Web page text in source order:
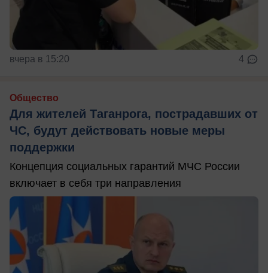
вчера в 15:20 4
Общество
Для жителей Таганрога, пострадавших от
ЧС, будут действовать новые меры
поддержки
Концепция социальных гарантий МЧС России
включает в себя три направления